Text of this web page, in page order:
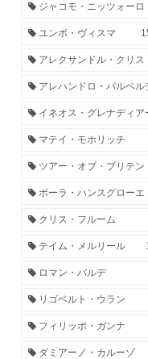
ジャコモ・ニッツォーロ
ユンボ・ヴィスマ
アレクサンドル・クリス
アレハンドロ・バルベル
イネオス・グレナディア
マテイ・モホリッチ
ツアー・オブ・ブリテン
ボーラ・ハンスグローエ
クリス・フルーム
テイム・メルリール
ロマン・バルデ
リゴベルト・ウラン
フィリッポ・ガンナ
ダミアーノ・カルーゾ